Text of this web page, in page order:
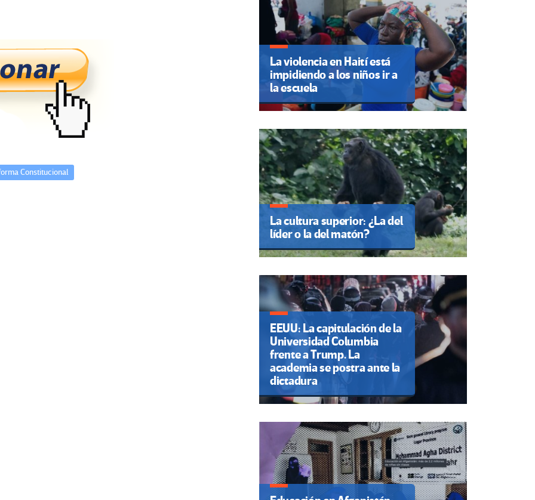
Constitucional
La violencia en Haití está
impidiendo a los niños ir a
la escuela
La cultura superior: ¿La del
líder o la del matón?
EEUU: La capitulación de la
Universidad Columbia
frente a Trump. La
academia se postra ante la
dictadura